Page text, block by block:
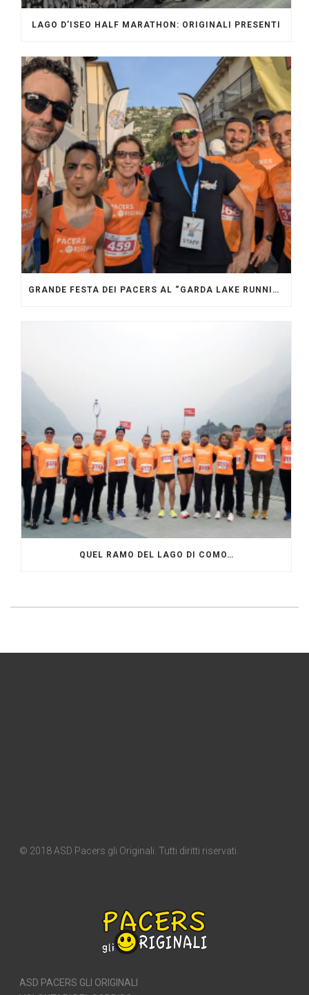
LAGO D’ISEO HALF MARATHON: ORIGINALI PRESENTI
GRANDE FESTA DEI PACERS AL “GARDA LAKE RUNNING FESTIVAL”
QUEL RAMO DEL LAGO DI COMO…
© 2018 ASD Pacers gli Originali. Tutti diritti riservati.
ASD PACERS GLI ORIGINALI